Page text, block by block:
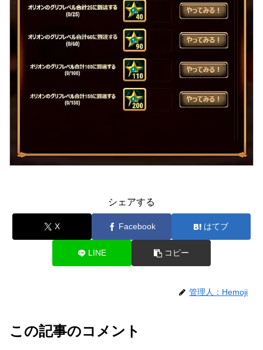
シェアする
X Facebook はてブ
LINE コピー
管理人：Hemoji
この記事のコメント